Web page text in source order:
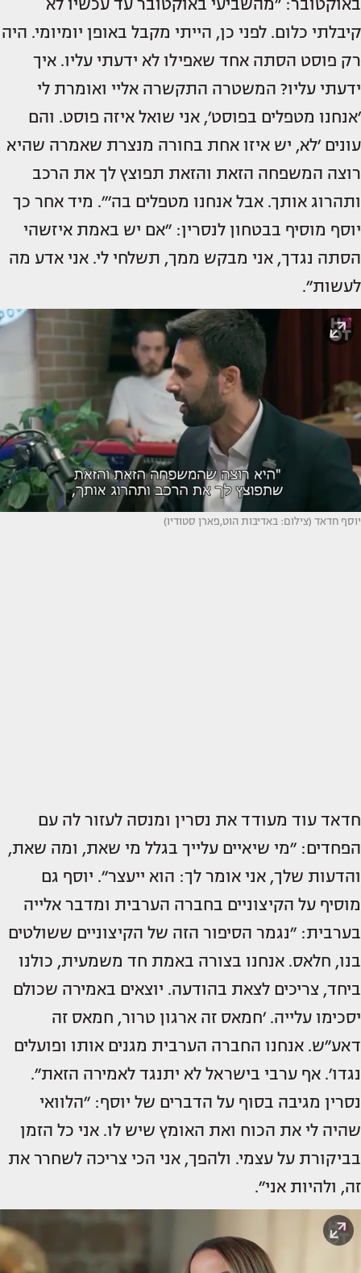
באוקטובר: ״מהשביעי באוקטובר עד עכשיו לא
קיבלתי כלום. לפני כן, הייתי מקבל באופן יומיומי. היה
רק פוסט הסתה אחד שאפילו לא ידעתי עליו. איך
ידעתי עליו? המשטרה התקשרה אליי ואומרת לי
׳אנחנו מטפלים בפוסט׳, אני שואל איזה פוסט. והם
עונים ׳לא, יש איזו אחת בחורה מנצרת שאמרה שהיא
רוצה המשפחה הזאת והזאת תפוצץ לך את הרכב
ותהרוג אותך. אבל אנחנו מטפלים בה׳״. מיד אחר כך
יוסף מוסיף בבטחון לנסרין: ״אם יש באמת איזשהי
הסתה נגדך, אני מבקש ממך, תשלחי לי. אני אדע מה
לעשות״.
יוסף חדאד (צילום: באדיבות הוט,פארן סטודיו)
חדאד עוד מעודד את נסרין ומנסה לעזור לה עם
הפחדים: ״מי שיאיים עלייך בגלל מי שאת, ומה שאת,
והדעות שלך, אני אומר לך: הוא ייעצר״. יוסף גם
מוסיף על הקיצוניים בחברה הערבית ומדבר אלייה
בערבית: ״נגמר הסיפור הזה של הקיצוניים ששולטים
בנו, חלאס. אנחנו בצורה באמת חד משמעית, כולנו
ביחד, צריכים לצאת בהודעה. יוצאים באמירה שכולם
יסכימו עלייה. ׳חמאס זה ארגון טרור, חמאס זה
דאע״ש. אנחנו החברה הערבית מגנים אותו ופועלים
נגדו׳. אף ערבי בישראל לא יתנגד לאמירה הזאת״.
נסרין מגיבה בסוף על הדברים של יוסף: ״הלוואי
שהיה לי את הכוח ואת האומץ שיש לו. אני כל הזמן
בביקורת על עצמי. ולהפך, אני הכי צריכה לשחרר את
זה, ולהיות אני״.